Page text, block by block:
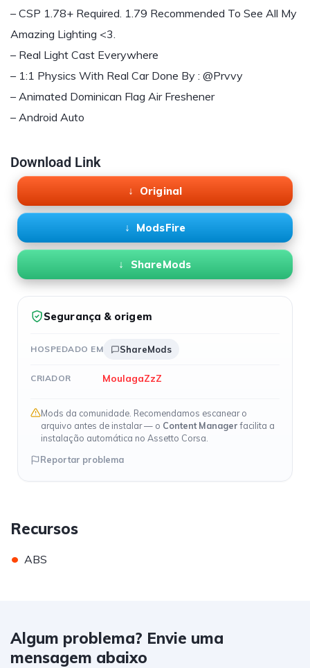
– CSP 1.78+ Required. 1.79 Recommended To See All My
Amazing Lighting <3.
– Real Light Cast Everywhere
– 1:1 Physics With Real Car Done By : @Prvvy
– Animated Dominican Flag Air Freshener
– Android Auto
Download Link
Original
ModsFire
ShareMods
Segurança & origem
HOSPEDADO EM ShareMods
CRIADOR MoulagaZzZ
Mods da comunidade. Recomendamos escanear o
arquivo antes de instalar — o Content Managerfacilita a
instalação automática no Assetto Corsa.
Reportar problema
Recursos
• ABS
Algum problema? Envie uma
mensagem abaixo